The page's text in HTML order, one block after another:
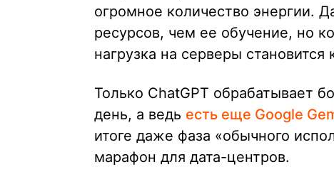
огромное количество энергии.
ресурсов, чем ее обучение, но
нагрузка на серверы становится
Только ChatGPT обрабатывает
день, а ведь есть еще Google
итоге даже фаза «обычного
марафон для дата-центров.